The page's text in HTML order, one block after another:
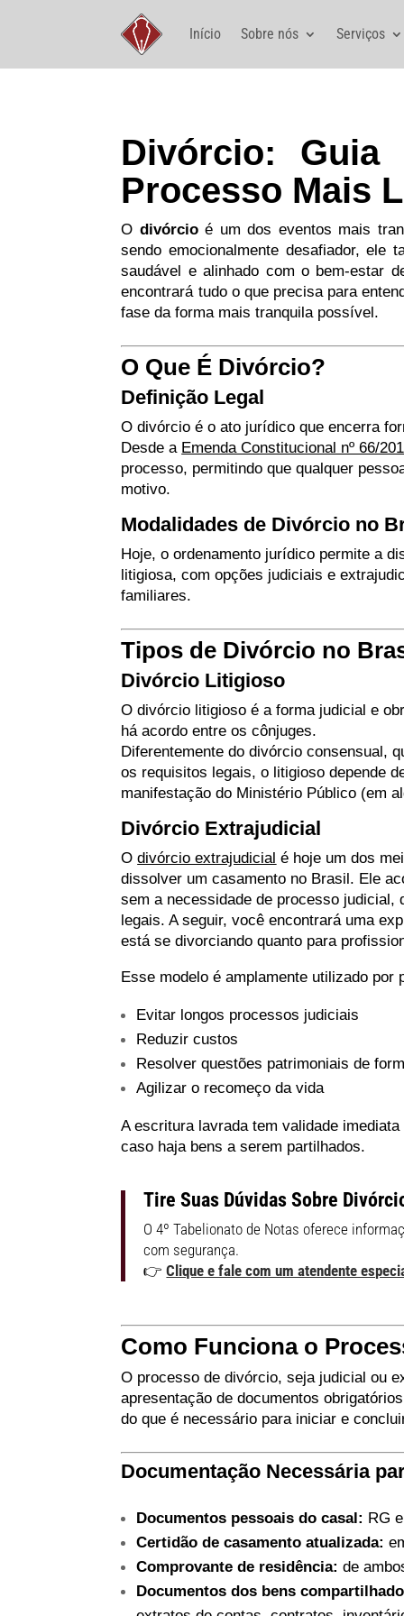
Início Sobre nós Serviços
Divórcio: Guia
Processo Mais
O divórcioé um dos eventos mais
sendo emocionalmente desafiador, ele
saudável e alinhado com o bem-estar
encontrará tudo o que precisa para
fase da forma mais tranquila possível.
O Que É Divórcio?
Definição Legal
O divórcio é o ato jurídico que encerra
Desde a Emenda Constitucional nº 66/
processo, permitindo que qualquer
motivo.
Modalidades de Divórcio no
Hoje, o ordenamento jurídico permite a
litigiosa, com opções judiciais e
familiares.
Tipos de Divórcio no
Divórcio Litigioso
O divórcio litigioso é a forma judicial e
há acordo entre os cônjuges.
Diferentemente do divórcio consensual,
os requisitos legais, o litigioso depende
manifestação do Ministério Público (em
Divórcio Extrajudicial
Odivórcio extrajudicial é hoje um dos
dissolver um casamento no Brasil. Ele
sem a necessidade de processo judicial,
legais. A seguir, você encontrará uma
está se divorciando quanto para
Esse modelo é amplamente utilizado por
Evitar longos processos judiciais
Reduzir custos
Resolver questões patrimoniais de
Agilizar o recomeço da vida
A escritura lavrada tem validade
caso haja bens a serem partilhados.
Tire Suas Dúvidas Sobre
O 4º Tabelionato de Notas oferece
com segurança.
👉Clique e fale com um atendente
Como Funciona o
O processo de divórcio, seja judicial ou
apresentação de documentos
do que é necessário para iniciar e
Documentação Necessária
Documentos pessoais do casal: RG
Certidão de casamento atualizada:
Comprovante de residência: de
Documentos dos bens